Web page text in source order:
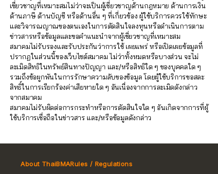
เชี่ยวชาญที่เหมาะสมไม่ว่าจะเป็นผู้เชี่ยวชาญด้านกฎหมาย ด้านการเงิน
ด้านภาษี ด้านบัญชี หรือด้านอื่น ๆ ที่เกี่ยวข้อง ผู้ใช้บริการควรใช้ทักษะ
และวิจารณญาณของตนเองในการตัดสินใจลงทุนหรือดำเนินการตาม
ข่าวสารหรือข้อมูลและขอคำแนะนำจากผู้เชี่ยวชาญที่เหมาะสม
สมาคมไม่รับรองและรับประกันว่าการใช้ เผยแพร่ หรือเปิดเผยข้อมูลที่
ปรากฏในส่วนนี้ของเว็บไซต์สมาคม ไม่ว่าทั้งหมดหรือบางส่วน จะไม่
ละเมิดสิทธิในทรัพย์สินทางปัญญา และ/หรือสิทธิใด ๆ ของบุคคลใด ๆ
รวมถึงข้อผูกพันในการรักษาความลับของข้อมูล โดยผู้ใช้บริการขอสละ
สิทธิ์ในการเรียกร้องค่าเสียหายใด ๆ อันเนื่องจากการละเมิดดังกล่าว
จากสมาคม
สมาคมไม่รับผิดต่อการกระทำหรือการตัดสินใจใด ๆ อันเกิดจากการที่ผู้
ใช้บริการเชื่อถือในข่าวสาร และ/หรือข้อมูลดังกล่าว
About ThaiBMARules / Regulations